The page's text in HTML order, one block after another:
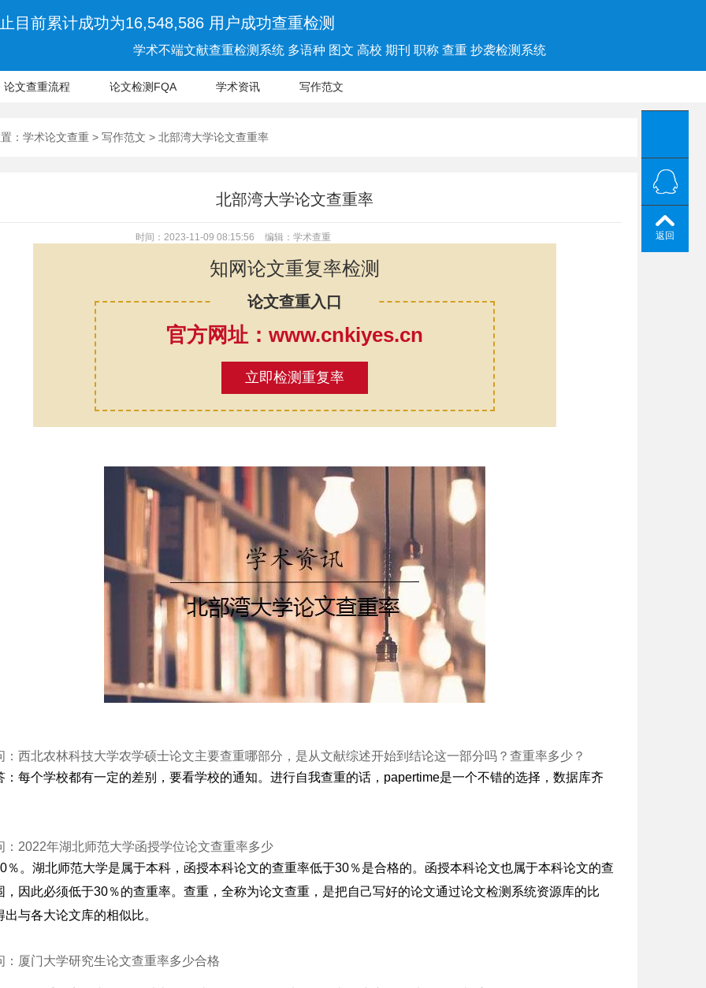
目前累计成功为16,548,586 用户成功查重检测
学术不端文献查重检测系统 多语种 图文 高校 期刊 职称 查重 抄袭检测系统
论文查重流程 论文检测FQA 学术资讯 写作范文
： 学术论文查重 > 写作范文 > 北部湾大学论文查重率
北部湾大学论文查重率
时间：2023-11-09 08:15:56 编辑：学术查重
知网论文重复率检测
论文查重入口
官方网址：www.cnkiyes.cn
立即检测重复率
：西北农林科技大学农学硕士论文主要查重哪部分，是从文献综述开始到结论这一部分吗？查重率多少？
：每个学校都有一定的差别，要看学校的通知。进行自我查重的话，papertime是一个不错的选择，数据库齐
：2022年湖北师范大学函授学位论文查重率多少
％。湖北师范大学是属于本科，函授本科论文的查重率低于30％是合格的。函授本科论文也属于本科论文的查
，因此必须低于30％的查重率。查重，全称为论文查重，是把自己写好的论文通过论文检测系统资源库的比
出与各大论文库的相似比。
：厦门大学研究生论文查重率多少合格
返回